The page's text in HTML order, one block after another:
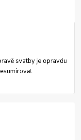
svatby je opravdu